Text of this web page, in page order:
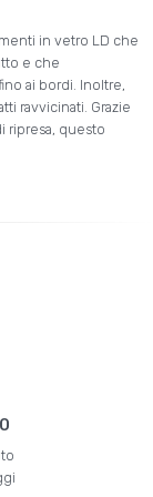
in vetro LD che
e che
ai bordi. Inoltre,
ravvicinati. Grazie
ripresa, questo